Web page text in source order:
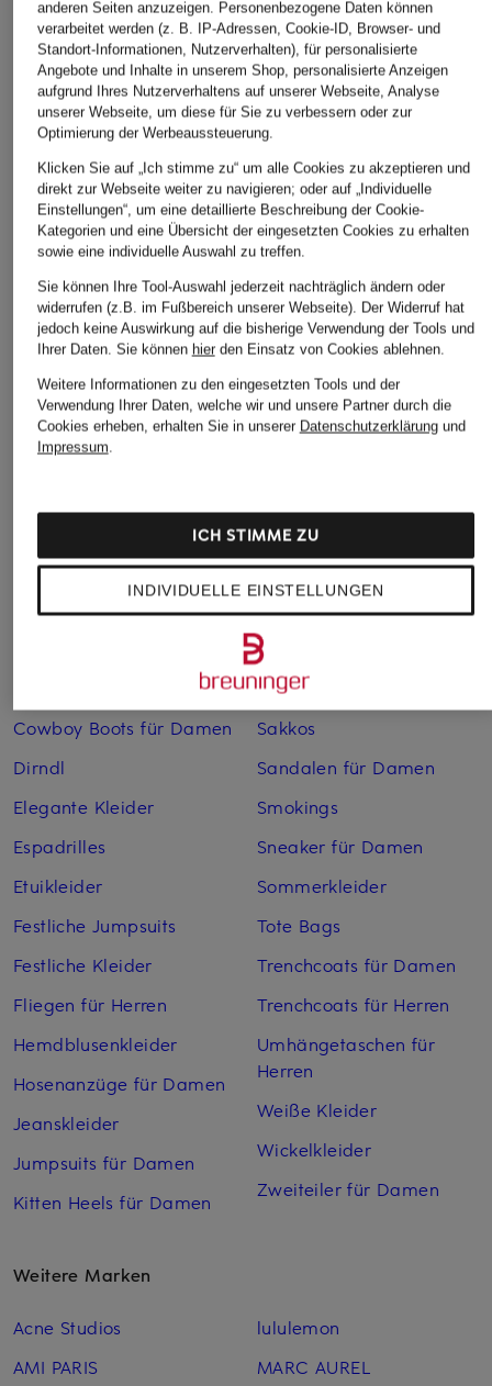
FAITHFULL THE
BRAND
Kleid CANDELA aus
Lochspitze
CHF 369
HUGO
Satinkleid KEWINA
CHF 229
Ursprünglich: CHF 279
ROTATE
Satinkleid
Weitere Kategorien
Abendkleider
Bademäntel für Herren
Bikinis für Damen
Boleros für Damen
Cowboy Boots für Damen
Dirndl
Elegante Kleider
Espadrilles
Etuikleider
Festliche Jumpsuits
Festliche Kleider
Fliegen für Herren
Hemdblusenkleider
Hosenanzüge für Damen
Jeanskleider
Jumpsuits für Damen
Kitten Heels für Damen
Lederjacken für Herren
Leinenhosen für Herren
Leinenkleider
Maxikleider
Regenmäntel für Damen
Sakkos
Sandalen für Damen
Smokings
Sneaker für Damen
Sommerkleider
Tote Bags
Trenchcoats für Damen
Trenchcoats für Herren
Umhängetaschen für
Herren
Weiße Kleider
Wickelkleider
Zweiteiler für Damen
Weitere Marken
Acne Studios
AMI PARIS
lululemon
MARC AUREL
anderen Seiten anzuzeigen. Personenbezogene Daten können
verarbeitet werden (z. B. IP-Adressen, Cookie-ID, Browser- und
Standort-Informationen, Nutzerverhalten), für personalisierte
Angebote und Inhalte in unserem Shop, personalisierte Anzeigen
aufgrund Ihres Nutzerverhaltens auf unserer Webseite, Analyse
unserer Webseite, um diese für Sie zu verbessern oder zur
Optimierung der Werbeaussteuerung.
Klicken Sie auf „Ich stimme zu“ um alle Cookies zu akzeptieren und
direkt zur Webseite weiter zu navigieren; oder auf „Individuelle
Einstellungen“, um eine detaillierte Beschreibung der Cookie-
Kategorien und eine Übersicht der eingesetzten Cookies zu erhalten
sowie eine individuelle Auswahl zu treffen.
Sie können Ihre Tool-Auswahl jederzeit nachträglich ändern oder
widerrufen (z.B. im Fußbereich unserer Webseite). Der Widerruf hat
jedoch keine Auswirkung auf die bisherige Verwendung der Tools und
Ihrer Daten. Sie können hierden Einsatz von Cookies ablehnen.
Weitere Informationen zu den eingesetzten Tools und der
Verwendung Ihrer Daten, welche wir und unsere Partner durch die
Cookies erheben, erhalten Sie in unserer Datenschutzerklärungund
Impressum.
INDIVIDUELLE EINSTELLUNGEN
ICH STIMME ZU